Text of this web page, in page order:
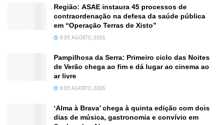
Região: ASAE instaura 45 processos de
contraordenação na defesa da saúde pública
em “Operação Terras de Xisto”
8 DE AGOSTO, 2026
Pampilhosa da Serra: Primeiro ciclo das Noites
de Verão chega ao fim e dá lugar ao cinema ao
ar livre
8 DE AGOSTO, 2026
‘Alma à Brava’ chega à quinta edição com dois
dias de música, gastronomia e convívio em